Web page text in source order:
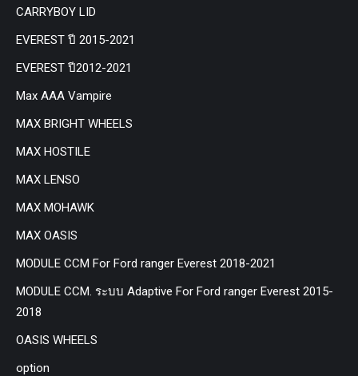
CARRYBOY LID
EVEREST ปี 2015-2021
EVEREST ปี2012-2021
Max AAA Vampire
MAX BRIGHT WHEELS
MAX HOSTILE
MAX LENSO
MAX MOHAWK
MAX OASIS
MODULE CCM For Ford ranger Everest 2018-2021
MODULE CCM. ระบบ Adaptive For Ford ranger Everest 2015-
2018
OASIS WHEELS
option